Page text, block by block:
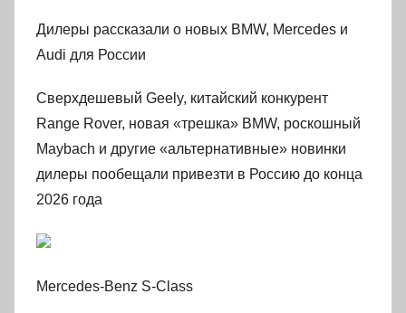
Дилеры рассказали о новых BMW, Mercedes и
Audi для России
Сверхдешевый Geely, китайский конкурент
Range Rover, новая «трешка» BMW, роскошный
Maybach и другие «альтернативные» новинки
дилеры пообещали привезти в Россию до конца
2026 года
Mercedes-Benz S-Class